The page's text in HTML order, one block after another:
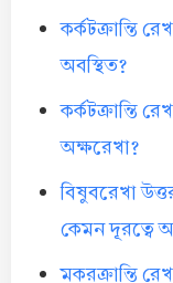
কর্কটক্রান্তি
অবস্থিত?
কর্কটক্রান্তি
অক্ষরেখা?
বিষুবরেখা
কেমন দূরত্বে
মকরক্রান্তি